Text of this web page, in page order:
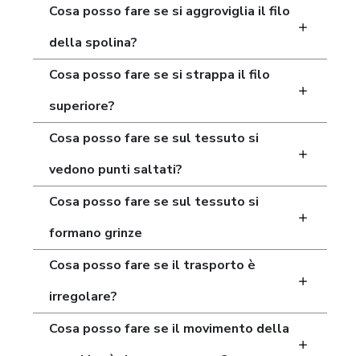
Cosa posso fare se si aggroviglia il filo
della spolina?
Cosa posso fare se si strappa il filo
superiore?
Cosa posso fare se sul tessuto si
vedono punti saltati?
Cosa posso fare se sul tessuto si
formano grinze
Cosa posso fare se il trasporto è
irregolare?
Cosa posso fare se il movimento della